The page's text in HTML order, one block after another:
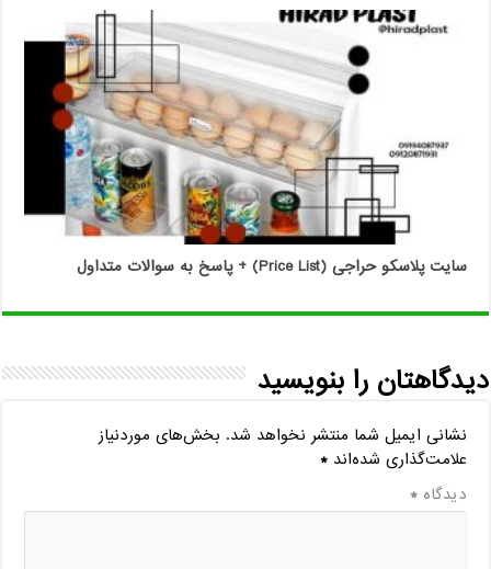
سایت پلاسکو حراجی (Price List) + پاسخ به سوالات متداول
دیدگاهتان را بنویسید
نشانی ایمیل شما منتشر نخواهد شد. بخش‌های موردنیاز
علامت‌گذاری شده‌اند*
دیدگاه*